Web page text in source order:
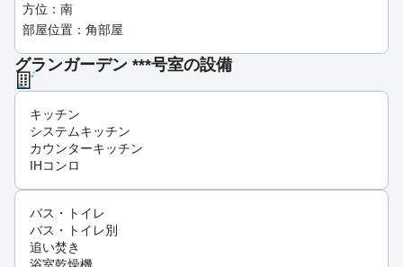
方位：南
部屋位置：角部屋
グランガーデン ***号室の設備
キッチン
システムキッチン
カウンターキッチン
IHコンロ
バス・トイレ
バス・トイレ別
追い焚き